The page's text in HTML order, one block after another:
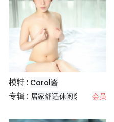
模特 : Carol酱
专辑 : 居家舒适休闲穿搭分享
会员